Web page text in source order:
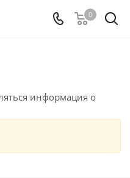
0
информация о